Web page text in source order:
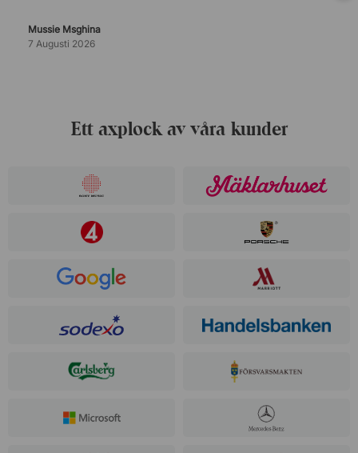
Mussie Msghina
7 Augusti 2026
Ett axplock av våra kunder